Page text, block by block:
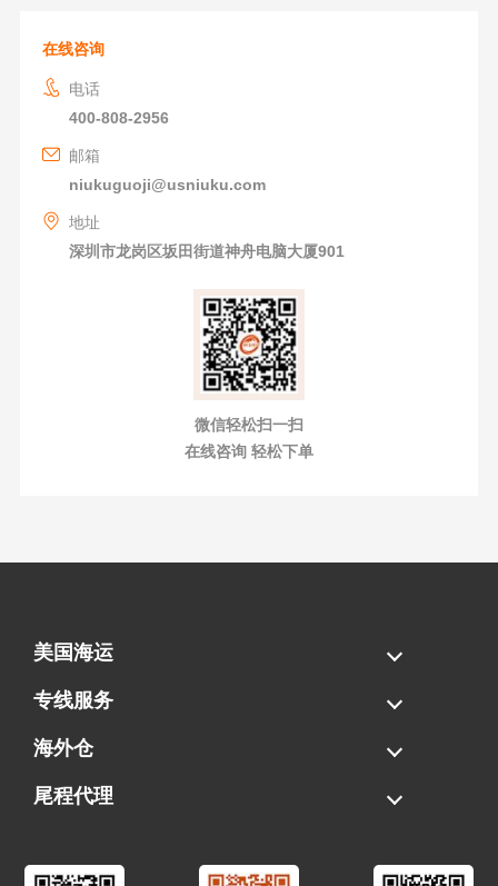
在线咨询
电话
400-808-2956
邮箱
niukuguoji@usniuku.com
地址
深圳市龙岗区坂田街道神舟电脑大厦901
微信轻松扫一扫
在线咨询 轻松下单
美国海运
海运拼柜
海运整柜
美国海卡
加拿大海运
专线服务
FBA专线直送
超大件专线
AWD专线
电池专线
海外仓
一件代发
FBA中转
贴标换标
拆柜/存储
尾程代理